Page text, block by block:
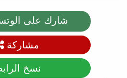
شارك على
مشاركة
نسخ